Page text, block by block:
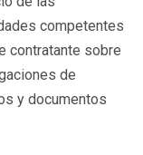
competentes
contratante sobre
de
y documentos